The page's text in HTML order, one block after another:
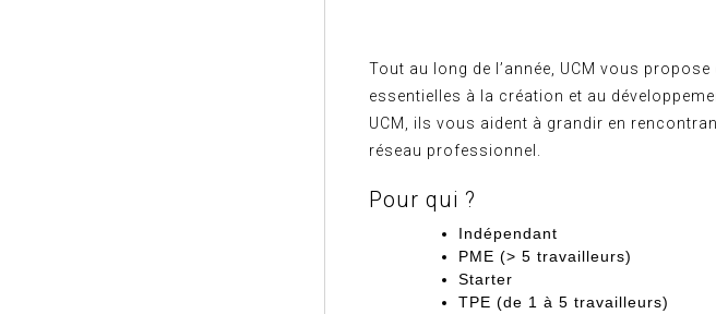
Tout au long de l’année, UCM vous
essentielles à la création et au
UCM, ils vous aident à grandir en
réseau professionnel.
Pour qui ?
Indépendant
PME (> 5 travailleurs)
Starter
TPE (de 1 à 5 travailleurs)